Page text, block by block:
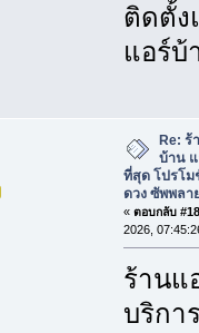
ติดตั้ง
แอร์บ้
Re: ร้
บ้าน
ที่สุด โปรโ
ดวง ซัพพลา
« ตอบกลับ
2026,
ร้านแ
บริกา